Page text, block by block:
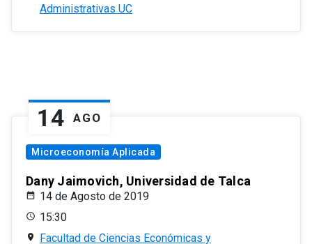
Administrativas UC
14 AGO
Microeconomía Aplicada
Dany Jaimovich, Universidad de Talca
14 de Agosto de 2019
15:30
Facultad de Ciencias Económicas y